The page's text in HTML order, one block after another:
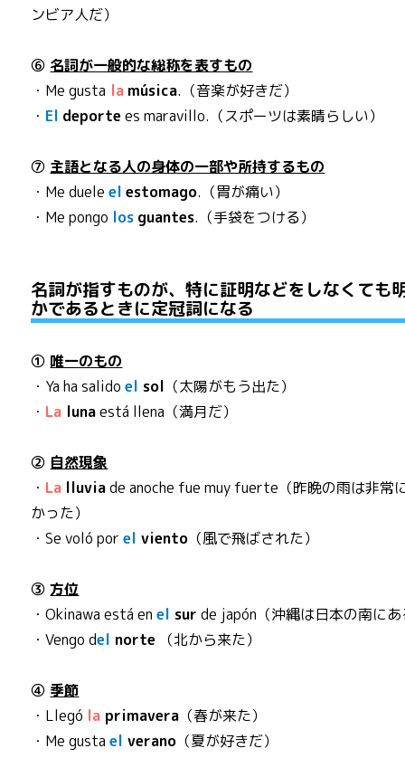
ンビア人だ）
⑥ 名詞が一般的な総称を表すもの
・Me gusta la música.（音楽が好きだ）
・ El deportees maravillo.（スポーツは素晴らしい）
⑦ 主語となる人の身体の一部や所持するもの
・Me dueleel estomago.（胃が痛い）
・Me pongo los guantes.（手袋をつける）
名詞が指すものが、特に証明などをしなくても
かであるときに定冠詞になる
① 唯一のもの
・Ya ha salidoel sol （太陽がもう出た）
・ La lunaestá llena（満月だ）
② 自然現象
・ La lluviade anoche fue muy fuerte（昨晩の雨は非常
かった）
・Se voló porel viento （風で飛ばされた）
③方位
・Okinawa está enel sur de japón（沖縄は日本の南に
・Vengo del norte （北から来た）
④ 季節
・Llegó la primavera （春が来た）
・Me gustael verano （夏が好きだ）